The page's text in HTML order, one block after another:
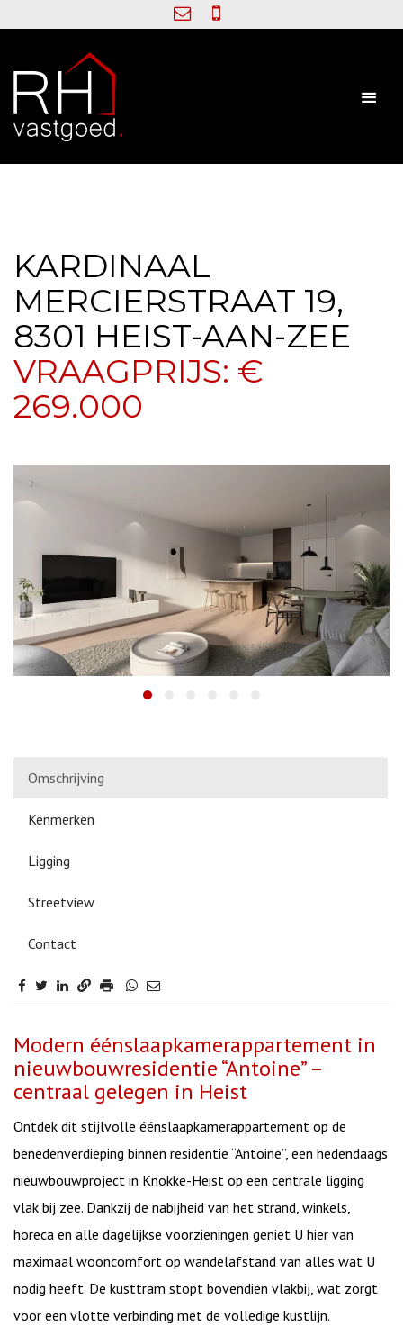
KARDINAAL
MERCIERSTRAAT 19,
8301 HEIST-AAN-ZEE
VRAAGPRIJS: €
269.000
Omschrijving
Kenmerken
Ligging
Streetview
Contact
Omschrijving
Modern éénslaapkamerappartement in
nieuwbouwresidentie “Antoine” –
centraal gelegen in Heist
Ontdek dit stijlvolle éénslaapkamerappartement op de
benedenverdieping binnen residentie “Antoine”, een hedendaags
nieuwbouwproject in Knokke-Heist op een centrale ligging
vlak bij zee. Dankzij de nabijheid van het strand, winkels,
horeca en alle dagelijkse voorzieningen geniet U hier van
maximaal wooncomfort op wandelafstand van alles wat U
nodig heeft. De kusttram stopt bovendien vlakbij, wat zorgt
voor een vlotte verbinding met de volledige kustlijn.